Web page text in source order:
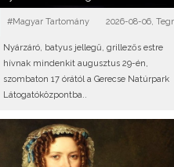
#Magyar Tartomány 2026-08-06,
Nyárzáró, batyus jellegű, grillezős estre
hívnak mindenkit augusztus 29-én,
szombaton 17 órától a Gerecse Natúrpark
Látogatóközpontba..